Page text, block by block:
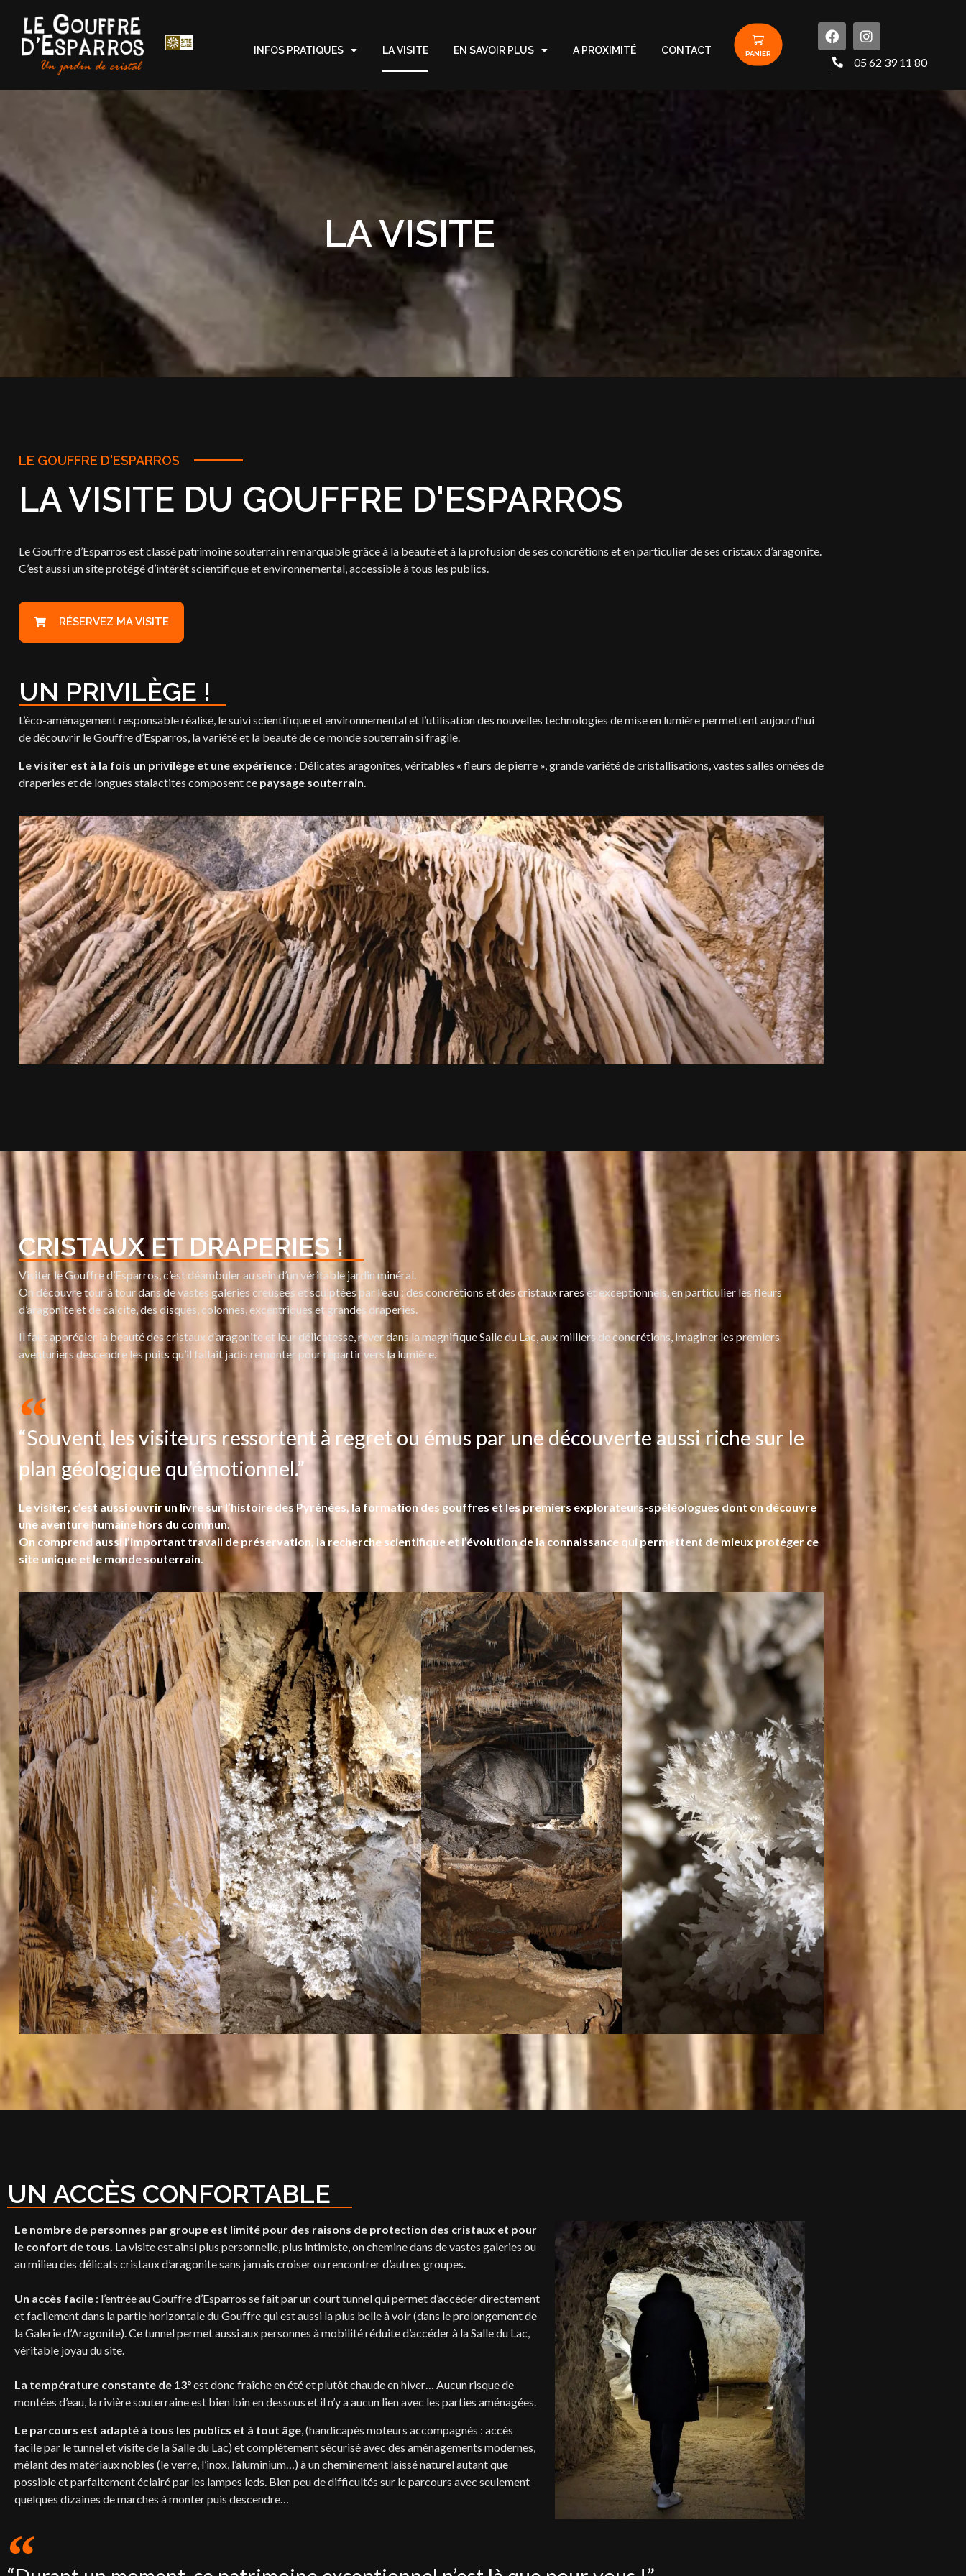
INFOS PRATIQUES LA VISITE EN SAVOIR PLUS A PROXIMITÉ CONTACT PANIER
05 62 39 11 80
LA VISITE
LE GOUFFRE D'ESPARROS
LA VISITE DU GOUFFRE D'ESPARROS
Le Gouffre d’Esparros est classé patrimoine souterrain remarquable grâce à la beauté et à la profusion de ses concrétions et en particulier de ses cristaux d’aragonite.
C’est aussi un site protégé d’intérêt scientifique et environnemental, accessible à tous les publics.
RÉSERVEZ MA VISITE
UN PRIVILÈGE !
L’éco-aménagement responsable réalisé, le suivi scientifique et environnemental et l’utilisation des nouvelles technologies de mise en lumière permettent aujourd‘hui
de découvrir le Gouffre d’Esparros, la variété et la beauté de ce monde souterrain si fragile.
Le visiter est à la fois un privilège et une expérience : Délicates aragonites, véritables « fleurs de pierre », grande variété de cristallisations, vastes salles ornées de
draperies et de longues stalactites composent ce paysage souterrain
CRISTAUX ET DRAPERIES !
Visiter le Gouffre d’Esparros, c’est déambuler au sein d’un véritable jardin minéral.
On découvre tour à tour dans de vastes galeries creusées et sculptées par l’eau : des concrétions et des cristaux rares et exceptionnels, en particulier les fleurs
d’aragonite et de calcite, des disques, colonnes, excentriques et grandes draperies.
Il faut apprécier la beauté des cristaux d’aragonite et leur délicatesse, rêver dans la magnifique Salle du Lac, aux milliers de concrétions, imaginer les premiers
aventuriers descendre les puits qu’il fallait jadis remonter pour repartir vers la lumière.
“Souvent, les visiteurs ressortent à regret ou émus par une découverte aussi riche sur le
plan géologique qu’émotionnel.”
Le visiter, c’est aussi ouvrir un livre sur l’histoire des Pyrénées, la formation des gouffres et les premiers explorateurs-spéléologues dont on découvre
une aventure humaine hors du commun.
On comprend aussi l’important travail de préservation, la recherche scientifique et l’évolution de la connaissance qui permettent de mieux protéger ce
site unique et le monde souterrain.
UN ACCÈS CONFORTABLE
Le nombre de personnes par groupe est limité pour des raisons de protection des cristaux et pour
le confort de tous. La visite est ainsi plus personnelle, plus intimiste, on chemine dans de vastes galeries ou
au milieu des délicats cristaux d’aragonite sans jamais croiser ou rencontrer d’autres groupes.
Un accès facile : l’entrée au Gouffre d’Esparros se fait par un court tunnel qui permet d’accéder directement
et facilement dans la partie horizontale du Gouffre qui est aussi la plus belle à voir (dans le prolongement de
la Galerie d’Aragonite). Ce tunnel permet aussi aux personnes à mobilité réduite d’accéder à la Salle du Lac,
véritable joyau du site.
La température constante de 13°est donc fraîche en été et plutôt chaude en hiver… Aucun risque de
montées d’eau, la rivière souterraine est bien loin en dessous et il n’y a aucun lien avec les parties aménagées.
Le parcours est adapté à tous les publics et à tout âge , (handicapés moteurs accompagnés : accès
facile par le tunnel et visite de la Salle du Lac) et complètement sécurisé avec des aménagements modernes,
mêlant des matériaux nobles (le verre, l’inox, l’aluminium…) à un cheminement laissé naturel autant que
possible et parfaitement éclairé par les lampes leds. Bien peu de difficultés sur le parcours avec seulement
quelques dizaines de marches à monter puis descendre…